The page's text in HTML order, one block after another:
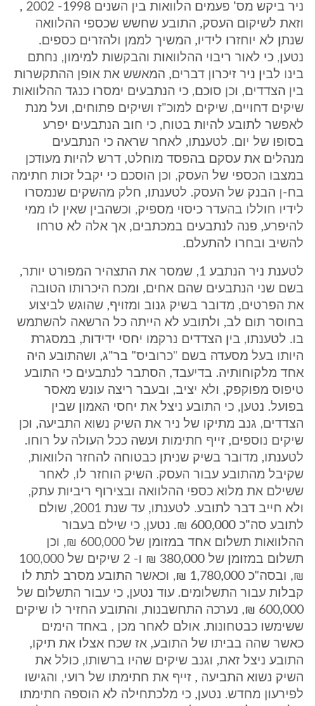
ניר ביקש מס' פעמים הלוואות בין השנים 1998- 2002 ,
וזאת לשיקום העסק, התובע שחשש שכספי ההלוואה
שנתן לא יוחזרו לידיו, המשיך לממן ולהזרים כספים.
נטען, כי לאור ריבוי ההלוואות והבקשות למימון, נחתם
בינו לבין ניר זיכרון דברים, המאשש את אופן ההתקשרות
בין הצדדים, וכן סוכם, כי הנתבעים ימסרו כנגד ההלוואות
שיקים דחויים, שיקים למוכ"ז ושיקים פתוחים, ועל מנת
לאפשר לתובע להיות בטוח, כי חוב הנתבעים יפרע
בסופו של יום. לטענתו, לאחר שראה כי הנתבעים
מנהלים את עסקם בהפסד מוחלט, דרש להיות מעודכן
במצבו הכספי של העסק, וכן הוסכם כי יקבל זכות חתימה
בח-ן הבנק של העסק. לטענתו, חלק מהשקים שנמסרו
לידיו חוללו בהעדר כיסוי מספיק, וכשהבין שאין לו ממי
להיפרע, פנה לנתבעים במכתבים, אך אלה לא טרחו
להשיב ובחרו להתעלם.
לטענת ניר הנתבע 1, שמסר את התצהיר המפורט יותר,
בשם שני הנתבעים שהם אחים, ומכח היכרותו הטובה
את הפרטים, מדובר בשיק גנוב ומזויף, שהוגש לביצוע
בחוסר תום לב, ולתובע לא הייתה כל הרשאה להשתמש
בו. לטענתו, בין הצדדים נרקמו יחסי ידידות, במסגרת
היותו בעל מסעדה בשם "כרוביס" בר"ג, ושהתובע היה
אחד מלקוחותיה. בדיעבד, הסתבר לנתבעים כי התובע
טיפוס מפוקפק, ולא יציב, ובעבר ריצה עונש מאסר
בפועל. נטען, כי התובע ניצל את יחסי האמון שבין
הצדדים, גנב מתיקו של ניר את השיק נשוא התביעה, וכן
שיקים נוספים, זייף חתימות ועשה ככל העולה על רוחו.
לטענתו, מדובר בשיק שניתן כבטוחה להחזר הלוואות,
שקיבל מהתובע עבור העסק. השיק הוחזר לו, לאחר
ששילם את מלוא כספי ההלוואה ובצירוף ריביות עתק,
ולא חייב דבר לתובע. לטענתו, עד שנת 2001, שולם
לתובע סה"כ 600,000 ₪. נטען, כי שילם בעבור
ההלוואות תשלום אחד במזומן של 600,000 ₪, וכן
תשלום במזומן של 380,000 ₪ ו- 2 שיקים של 100,000
₪, ובסה"כ 1,780,000 ₪, וכאשר התובע מסרב לתת לו
קבלות עבור התשלומים. עוד נטען, כי עבור התשלום של
600,000 ₪, נערכה התחשבנות, והתובע החזיר לו שיקים
ששימשו כבטחונות. אולם לאחר מכן , באחד הימים
כאשר שהה בביתו של התובע, אז שכח אצלו את תיקו,
התובע ניצל זאת, וגנב שיקים שהיו ברשותו, כולל את
השיק נשוא התביעה , זייף את חתימתו של רועי, והגישו
לפירעון מחדש. נטען, כי מלכתחילה לא הוספה חתימתו